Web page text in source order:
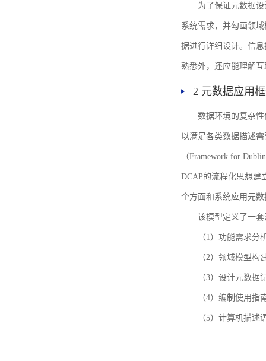
为了保证元数据
系统需求，并勾画领
据进行详细设计。信
熟悉外，还应能理解
2 元数据应用
数据环境的复杂
以满足各类数据描述
（Framework for
DCAP的流程化思想建
个方面和系统应用元
该模型定义了一
（1）功能需求
（2）领域模型
（3）设计元数据
（4）编制使用指
（5）计算机描述